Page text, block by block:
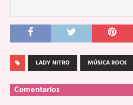
LADY NITRO MÚSICA ROCK
Comentarios